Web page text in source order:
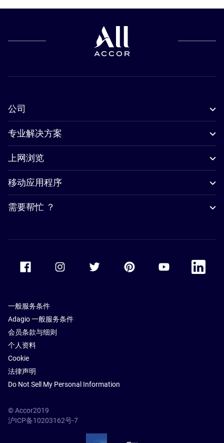
公司
专业解决方案
上网浏览
移动应用程序
需要帮忙 ？
Accor Facebook Accor TwitterAccor PinterestAccor Youtube
Accor
一般服务条件
Adagio 一般服务条件
会员条款与细则
个人资料
Cookie
法律声明
Do Not Sell My Personal Information
© Accor2019
沪ICP备10203162号-7